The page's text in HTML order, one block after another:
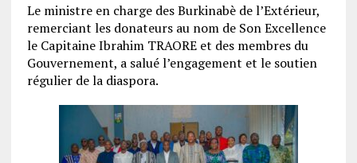
Le ministre en charge des Burkinabè de l’Extérieur,
remerciant les donateurs au nom de Son Excellence
le Capitaine Ibrahim TRAORE et des membres du
Gouvernement, a salué l’engagement et le soutien
régulier de la diaspora.